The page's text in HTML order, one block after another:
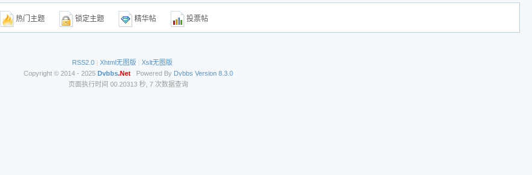
热门主题 锁定主题 精华帖 投票帖
RSS2.0 | Xhtml无图版 | Xslt无图版
Copyright © 2014 - 2025 Dvbbs.Net Powered By Dvbbs Version 8.3.0
页面执行时间 00.20313 秒, 7 次数据查询